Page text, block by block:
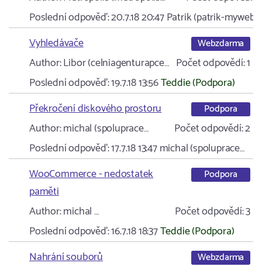
Poslední odpověď:20.7.18 20:47Patrik (patrik-myweb…
Vyhledávače
Webzdarma
Author:Libor (celniagenturapce… Počet odpovědí:1
Poslední odpověď:19.7.18 13:56Teddie (Podpora)
Překročení diskového prostoru
Podpora
Author:michal (spoluprace… Počet odpovědí:2
Poslední odpověď:17.7.18 13:47michal (spoluprace…
WooCommerce - nedostatek
paměti
Podpora
Author:michal … Počet odpovědí:3
Poslední odpověď:16.7.18 18:37Teddie (Podpora)
Nahrání souborů
Webzdarma